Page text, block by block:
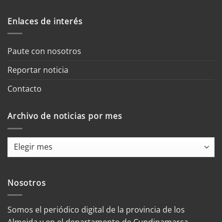
Enlaces de interés
Paute con nosotros
Reportar noticia
Contacto
Archivo de noticias por mes
Archivo
mes
Nosotros
Somos el periódico digital de la provincia de los